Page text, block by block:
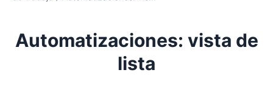
Automatizaciones: vista de
lista